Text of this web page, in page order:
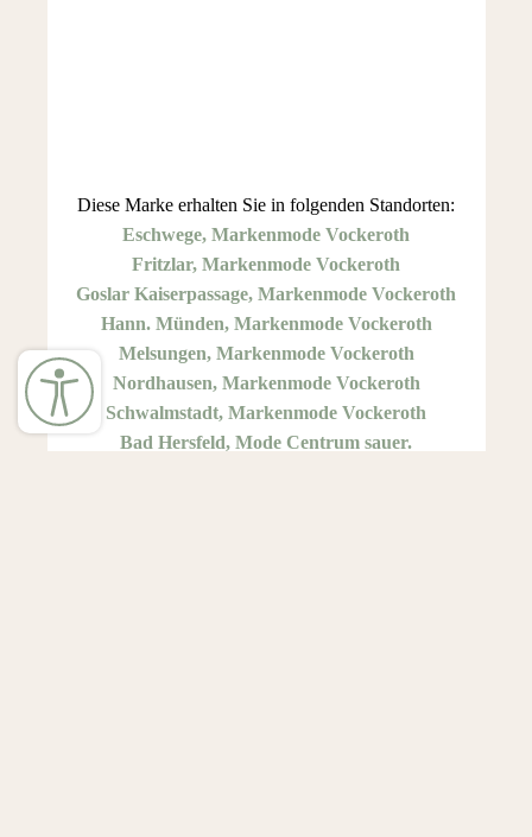
Diese Marke erhalten Sie in folgenden Standorten:
Eschwege, Markenmode Vockeroth
Fritzlar, Markenmode Vockeroth
Goslar Kaiserpassage, Markenmode Vockeroth
Hann. Münden, Markenmode Vockeroth
Melsungen, Markenmode Vockeroth
Nordhausen, Markenmode Vockeroth
Schwalmstadt, Markenmode Vockeroth
Bad Hersfeld, Mode Centrum sauer.